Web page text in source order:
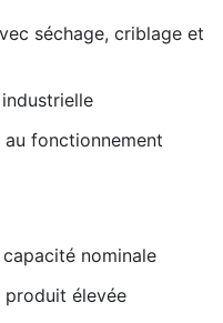
séchage, criblage et
fonctionnement
nominale
produit élevée